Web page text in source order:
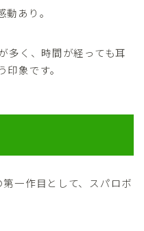
あり。
多く、時間が経っても耳
象です。
一作目として、スパロボ